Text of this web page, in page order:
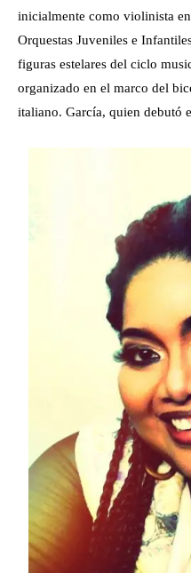
inicialmente como violinista
Orquestas Juveniles e
figuras estelares del ciclo
organizado en el marco del
italiano. García, quien debutó